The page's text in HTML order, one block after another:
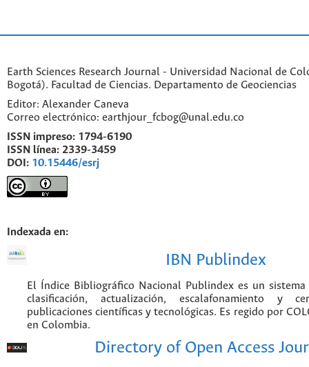
Earth Sciences Research Journal - Universidad Nacional de
Bogotá). Facultad de Ciencias. Departamento de Geociencias
Editor: Alexander Caneva
Correo electrónico: earthjour_fcbog@unal.edu.co
ISSN impreso: 1794-6190
ISSN línea: 2339-3459
DOI: 10.15446/esrj
Indexada en:
IBN Publindex
El Índice Bibliográfico Nacional Publindex es un
clasificación, actualización, escalafonamiento y
publicaciones científicas y tecnológicas. Es regido por
en Colombia.
Directory of Open Access